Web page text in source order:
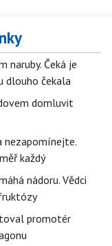
naruby. Čeká je
dlouho čekala
domluvit
nezapomínejte.
každý
nádoru. Vědci
promotér